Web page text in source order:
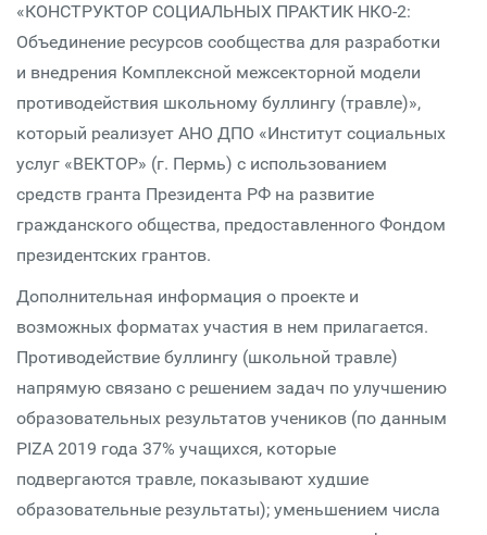
«КОНСТРУКТОР СОЦИАЛЬНЫХ ПРАКТИК НКО-2:
Объединение ресурсов сообщества для разработки
и внедрения Комплексной межсекторной модели
противодействия школьному буллингу (травле)»,
который реализует АНО ДПО «Институт социальных
услуг «ВЕКТОР» (г. Пермь) с использованием
средств гранта Президента РФ на развитие
гражданского общества, предоставленного Фондом
президентских грантов.
Дополнительная информация о проекте и
возможных форматах участия в нем прилагается.
Противодействие буллингу (школьной травле)
напрямую связано с решением задач по улучшению
образовательных результатов учеников (по данным
PIZA 2019 года 37% учащихся, которые
подвергаются травле, показывают худшие
образовательные результаты); уменьшением числа